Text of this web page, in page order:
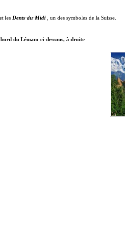
et les Dents-du-Midi , un des symboles de la Suisse.
du Léman: ci-dessous, à droite